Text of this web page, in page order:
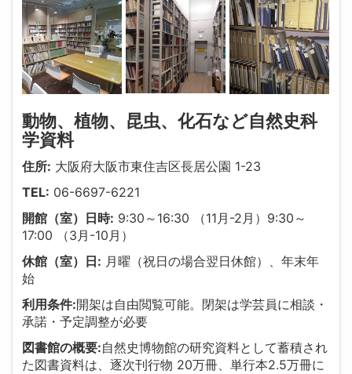
動物、植物、昆虫、化石など自然史科
学資料
住所: 大阪府大阪市東住吉区長居公園 1-23
TEL: 06-6697-6221
開館（室）日時: 9:30～16:30 （11月-2月）9:30～
17:00 （3月-10月）
休館（室）日: 月曜（祝日の場合翌日休館）、年末年
始
利用条件:開架は自由閲覧可能。閉架は学芸員に相談・
承諾・予定調整が必要
図書館の概要:自然史博物館の研究資料として蓄積され
た図書資料は、逐次刊行物 20万冊、単行本2.5万冊に